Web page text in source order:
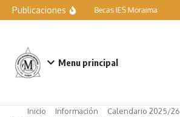
Saltar al contenido
Publicaciones Becas IES Moraima
Menu principal
Inicio Información
Calendario 2025/26